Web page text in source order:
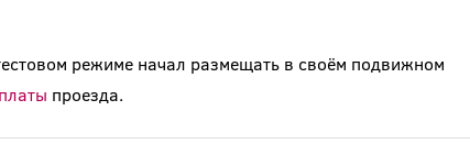
режиме начал размещать в своём подвижном
проезда.